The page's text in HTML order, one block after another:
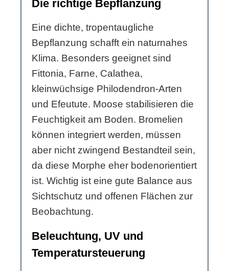
Die richtige Bepflanzung
Eine dichte, tropentaugliche
Bepflanzung schafft ein naturnahes
Klima. Besonders geeignet sind
Fittonia, Farne, Calathea,
kleinwüchsige Philodendron-Arten
und Efeutute. Moose stabilisieren die
Feuchtigkeit am Boden. Bromelien
können integriert werden, müssen
aber nicht zwingend Bestandteil sein,
da diese Morphe eher bodenorientiert
ist. Wichtig ist eine gute Balance aus
Sichtschutz und offenen Flächen zur
Beobachtung.
Beleuchtung, UV und
Temperatursteuerung